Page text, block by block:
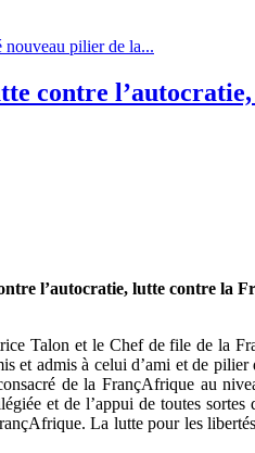
nouveau pilier de la...
contre
l’autocratie, lutte contre la
Talon et le Chef de file de la
et admis à celui d’ami et de
de la FrançAfrique au
et de l’appui de toutes
La lutte pour les